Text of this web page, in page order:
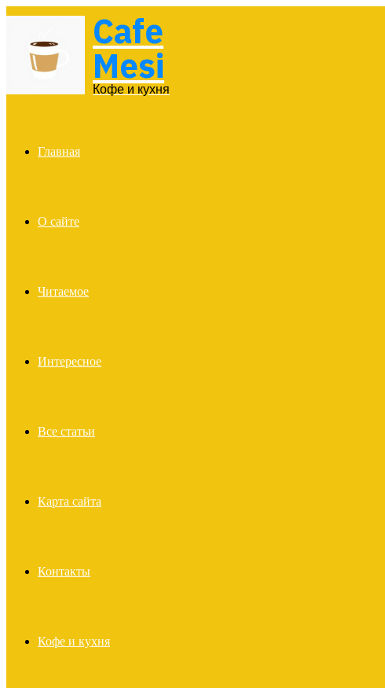
Menu
Cafe
Mesi
Кофе и кухня
Главная
О сайте
Читаемое
Интересное
Все статьи
Карта сайта
Контакты
Кофе и кухня